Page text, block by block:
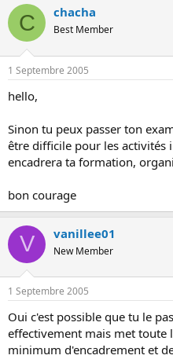
C chacha
Best Member
1 Septembre 2005
hello,
Sinon tu peux passer ton
être difficile pour les activités
encadrera ta formation,
bon courage
V vanillee01
New Member
1 Septembre 2005
Oui c'est possible que tu le
effectivement mais met toute
minimum d'encadrement et